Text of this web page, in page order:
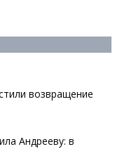
возвращение
Андрееву: в